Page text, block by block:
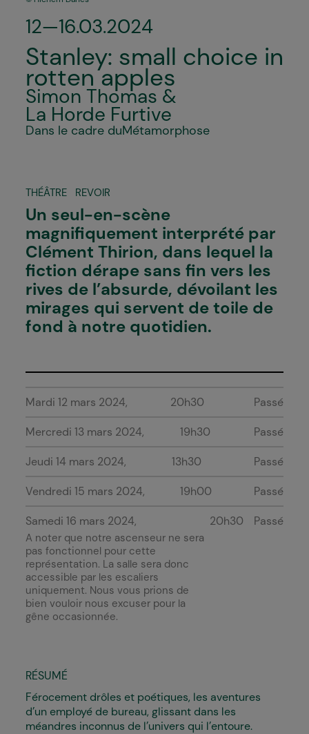
12—16.03.2024
Stanley: small choice in
rotten apples
Simon Thomas &
La Horde Furtive
Dans le cadre duMétamorphose
THÉÂTRE REVOIR
Un seul-en-scène
magnifiquement interprété par
Clément Thirion, dans lequel la
fiction dérape sans fin vers les
rives de l’absurde, dévoilant les
mirages qui servent de toile de
fond à notre quotidien.
Mardi 12 mars 2024 20h30 Passé
Mercredi 13 mars 2024 19h30 Passé
Jeudi 14 mars 2024 13h30 Passé
Vendredi 15 mars 2024 19h00 Passé
Samedi 16 mars 2024
A noter que notre ascenseur ne sera
pas fonctionnel pour cette
représentation. La salle sera donc
accessible par les escaliers
uniquement. Nous vous prions de
bien vouloir nous excuser pour la
gêne occasionnée.
20h30 Passé
RÉSUMÉ
Férocement drôles et poétiques, les aventures
d’un employé de bureau, glissant dans les
méandres inconnus de l’univers qui l’entoure.